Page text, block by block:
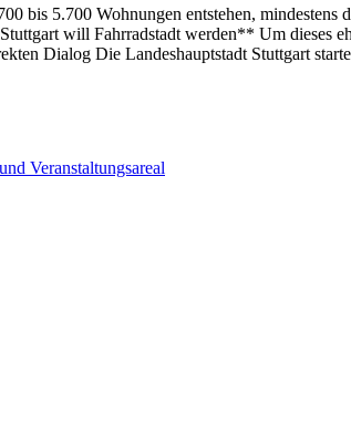
bis 5.700 Wohnungen entstehen,
will Fahrradstadt werden** Um dieses
Dialog Die Landeshauptstadt Stuttgart
Veranstaltungsareal